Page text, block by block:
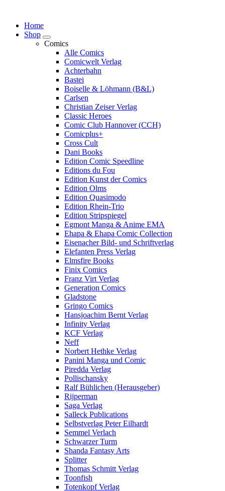
Inhalt
Home
Shop
Comics
Alle Comics
Comicwelt Verlag
Achterbahn
Bastei
Boiselle & Löhmann (B&L)
Carlsen
Christian Zeiser Verlag
Classic Heroes
Comic Club Hannover (CCH)
Comicplus+
Cross Cult
Dani Books
Edition Comic Speedline
Editions du Fou
Edition Kunst der Comics
Edition Olms
Edition Quasimodo
Edition Rhein-Trio
Edition Stripspiegel
Egmont Manga & Anime EMA
Ehapa & Ehapa Comic Collection
Eisenacher Bild- und Schriftverlag
Elefanten Press Verlag
Elmsfire Books
Finix Comics
Franz Virt Verlag
Generation Comics
Gladstone
Gringo Comics
Hansjoachim Bernt Verlag
Infinity Verlag
KCF Verlag
Neff
Norbert Hethke Verlag
Panini Manga und Comic
Piredda Verlag
Pollischansky
Ralf Bühlichen (Herausgeber)
Rijperman
Saga Verlag
Salleck Publications
Selbstverlag Peter Eilhardt
Semmel Verlach
Schwarzer Turm
Shanda Fantasy Arts
Splitter
Thomas Schmitt Verlag
Toonfish
Totenkopf Verlag